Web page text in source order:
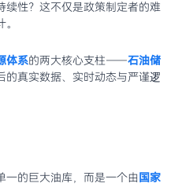
续性？这不仅是政策制定者的难
体系的两大核心支柱——石油储
的真实数据、实时动态与严谨逻
一的巨大油库，而是一个由 国家